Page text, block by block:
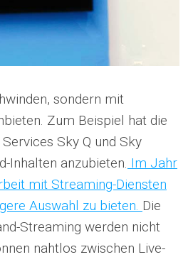
sondern mit
Zum Beispiel hat die
Sky Q und Sky
Inhalten anzubieten. Im Jahr
mit Streaming-Diensten
Auswahl zu bieten. Die
Streaming werden nicht
nahtlos zwischen Live-